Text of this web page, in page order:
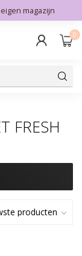
magazijn
0
FRESH